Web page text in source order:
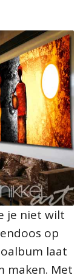
je niet wilt
op
laat
maken. Met